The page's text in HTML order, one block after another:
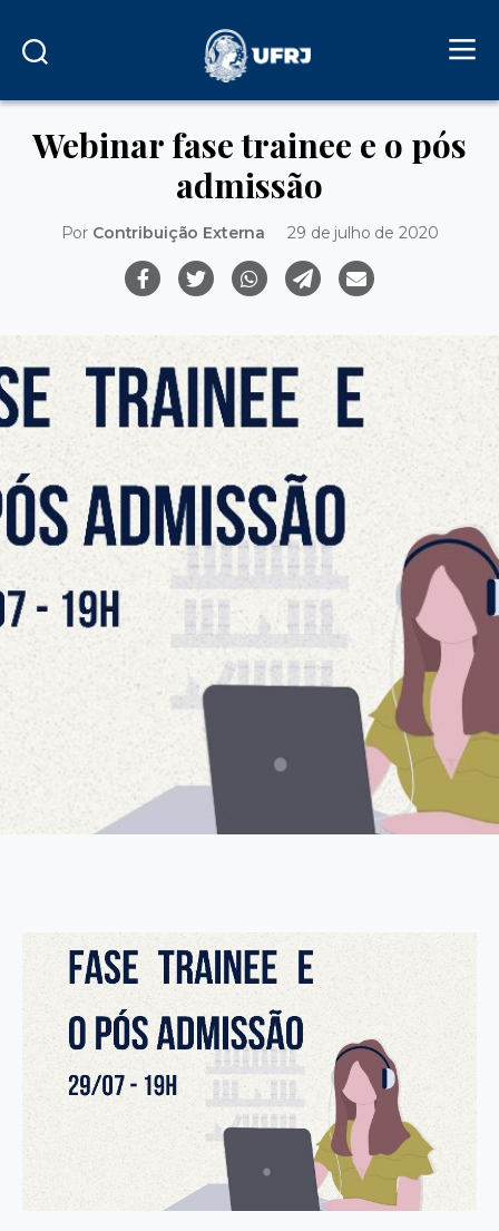
Webinar fase trainee e o pós
admissão
Por Contribuição Externa 29 de julho de 2020